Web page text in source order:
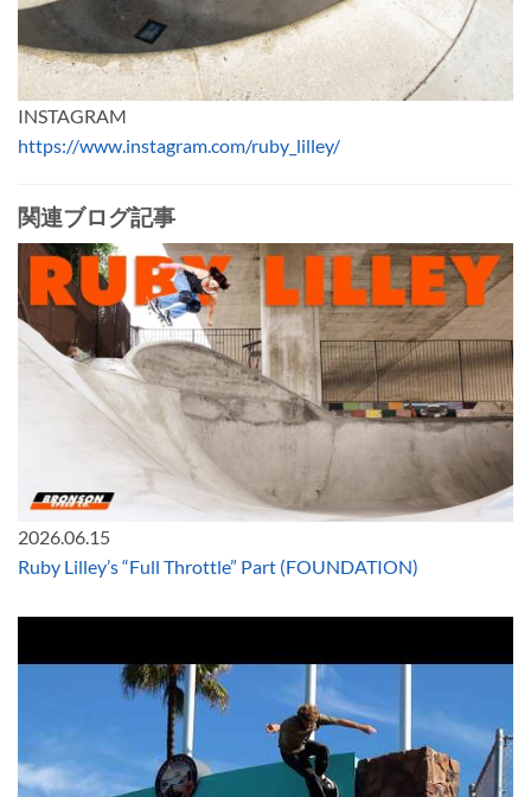
INSTAGRAM
https://www.instagram.com/ruby_lilley/
関連ブログ記事
2026.06.15
Ruby Lilley’s “Full Throttle” Part (FOUNDATION)